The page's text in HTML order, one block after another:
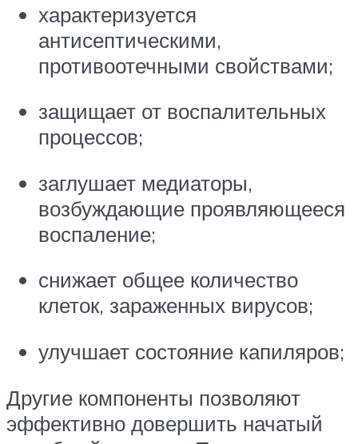
характеризуется
антисептическими,
противоотечными свойствами;
защищает от воспалительных
процессов;
заглушает медиаторы,
возбуждающие проявляющееся
воспаление;
снижает общее количество
клеток, зараженных вирусов;
улучшает состояние капиляров;
Другие компоненты позволяют
эффективно довершить начатый